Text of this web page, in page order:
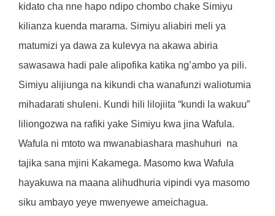
kidato cha nne hapo ndipo chombo chake Simiyu
kilianza kuenda marama. Simiyu aliabiri meli ya
matumizi ya dawa za kulevya na akawa abiria
sawasawa hadi pale alipofika katika ng’ambo ya pili.
Simiyu alijiunga na kikundi cha wanafunzi waliotumia
mihadarati shuleni. Kundi hili lilojiita “kundi la wakuu”
liliongozwa na rafiki yake Simiyu kwa jina Wafula.
Wafula ni mtoto wa mwanabiashara mashuhuri na
tajika sana mjini Kakamega. Masomo kwa Wafula
hayakuwa na maana alihudhuria vipindi vya masomo
siku ambayo yeye mwenyewe ameichagua.